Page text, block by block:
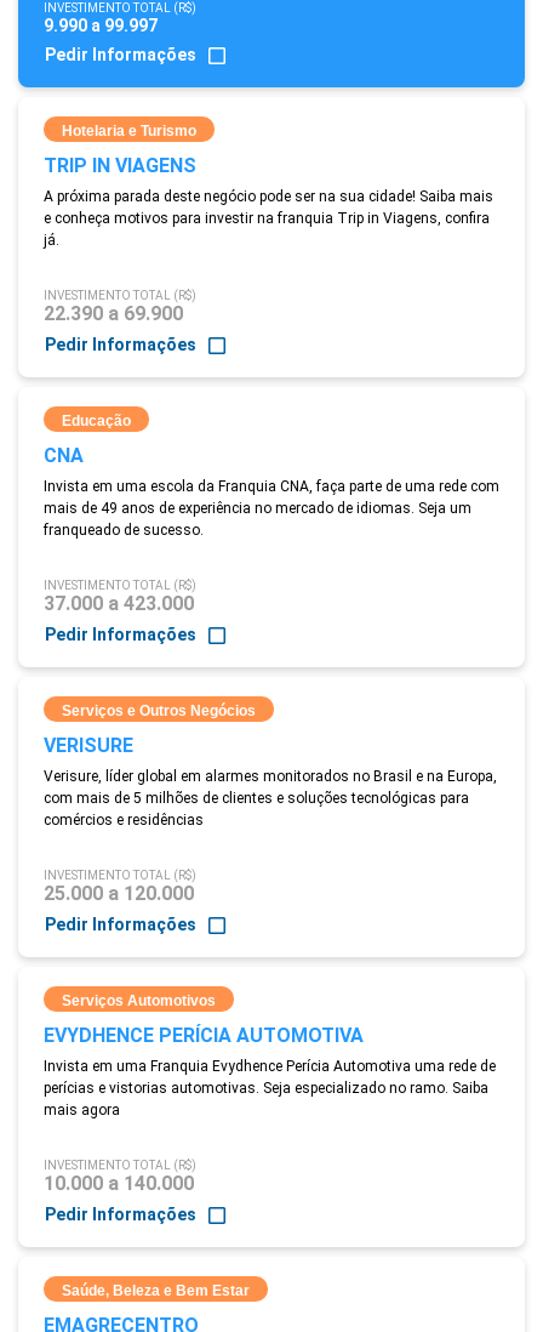
INVESTIMENTO TOTAL (R$)
9.990 a 99.997
Pedir Informações
Hotelaria e Turismo
TRIP IN VIAGENS
A próxima parada deste negócio pode ser na sua cidade! Saiba mais
e conheça motivos para investir na franquia Trip in Viagens, confira
já.
INVESTIMENTO TOTAL (R$)
22.390 a 69.900
Pedir Informações
Educação
CNA
Invista em uma escola da Franquia CNA, faça parte de uma rede com
mais de 49 anos de experiência no mercado de idiomas. Seja um
franqueado de sucesso.
INVESTIMENTO TOTAL (R$)
37.000 a 423.000
Pedir Informações
Serviços e Outros Negócios
VERISURE
Verisure, líder global em alarmes monitorados no Brasil e na Europa,
com mais de 5 milhões de clientes e soluções tecnológicas para
comércios e residências
INVESTIMENTO TOTAL (R$)
25.000 a 120.000
Pedir Informações
Serviços Automotivos
EVYDHENCE PERÍCIA AUTOMOTIVA
Invista em uma Franquia Evydhence Perícia Automotiva uma rede de
perícias e vistorias automotivas. Seja especializado no ramo. Saiba
mais agora
INVESTIMENTO TOTAL (R$)
10.000 a 140.000
Pedir Informações
Saúde, Beleza e Bem Estar
EMAGRECENTRO